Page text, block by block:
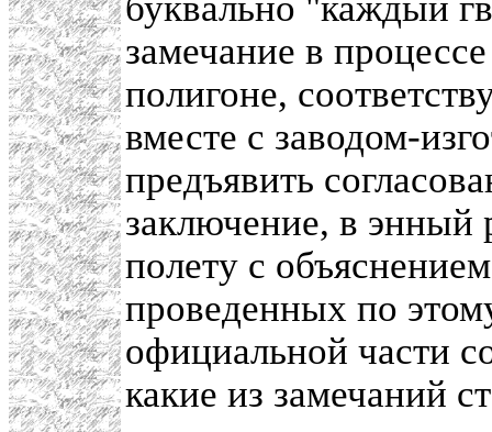
замечание в
полигоне,
вместе с заводом-
предъявить
заключение, в энный
полету с
проведенных по
официальной части
какие из замечаний